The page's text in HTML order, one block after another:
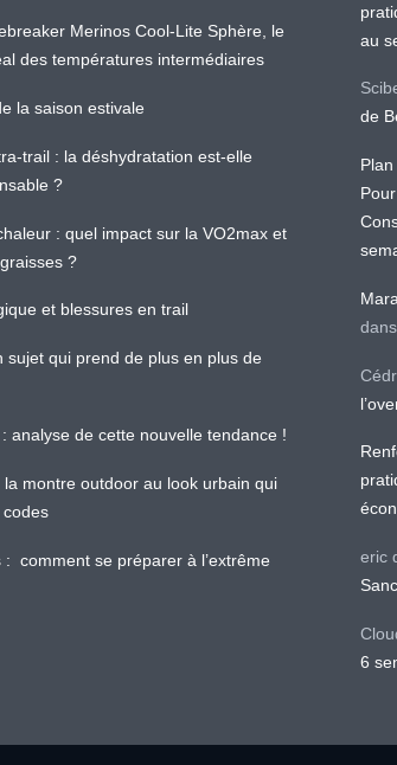
Merinos Cool-Lite Sphère, le
des températures intermédiaires
la saison estivale
trail : la déshydratation est-elle
?
: quel impact sur la VO2max et
?
et blessures en trail
sujet qui prend de plus en plus de
analyse de cette nouvelle tendance !
la montre outdoor au look urbain qui
: comment se préparer à l’extrême
au
de
dans
eric
6